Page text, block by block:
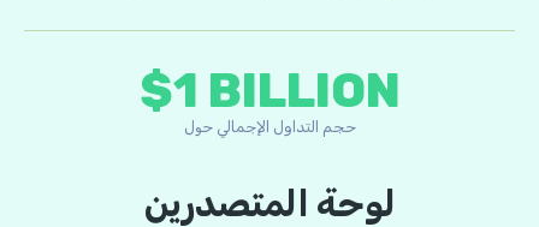
$1 BILLION
حجم التداول الإجمالي حول
لوحة المتصدرين